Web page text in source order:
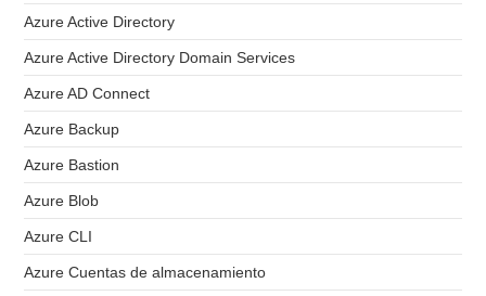
Azure Active Directory
Azure Active Directory Domain Services
Azure AD Connect
Azure Backup
Azure Bastion
Azure Blob
Azure CLI
Azure Cuentas de almacenamiento